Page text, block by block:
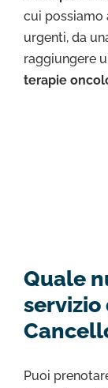
cui possiamo
urgenti, da
raggiungere
terapie
Quale
servizio
Puoi